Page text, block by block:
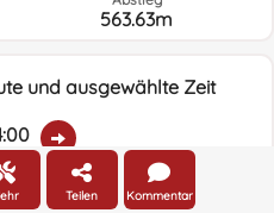
563.63m
und ausgewählte Zeit
Geschwindigkeit Windrichtung
Teilen Kommentar